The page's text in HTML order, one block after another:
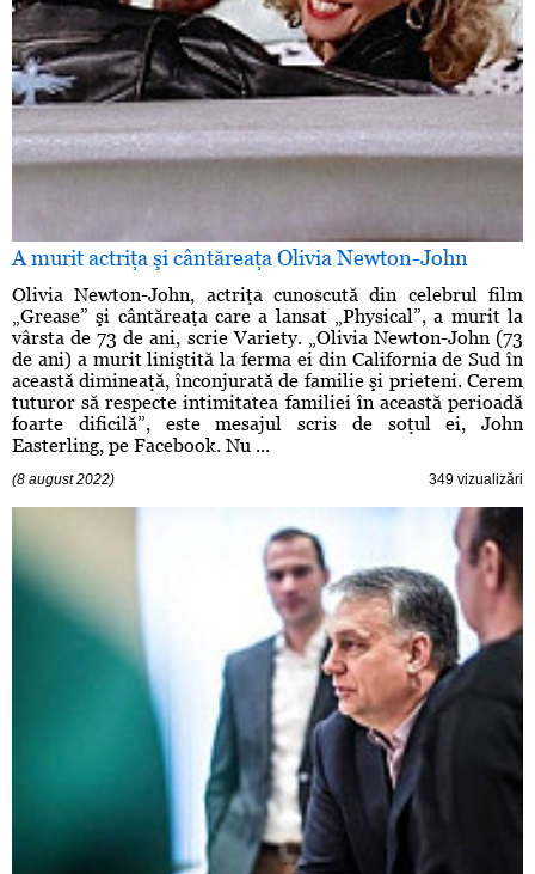
A murit actriţa şi cântăreaţa Olivia Newton-John
Olivia Newton-John, actriţa cunoscută din celebrul film
„Grease” şi cântăreaţa care a lansat „Physical”, a murit la
vârsta de 73 de ani, scrie Variety. „Olivia Newton-John (73
de ani) a murit liniştită la ferma ei din California de Sud în
această dimineaţă, înconjurată de familie şi prieteni. Cerem
tuturor să respecte intimitatea familiei în această perioadă
foarte dificilă”, este mesajul scris de soţul ei, John
Easterling, pe Facebook. Nu ...
(8 august 2022) 349 vizualizări